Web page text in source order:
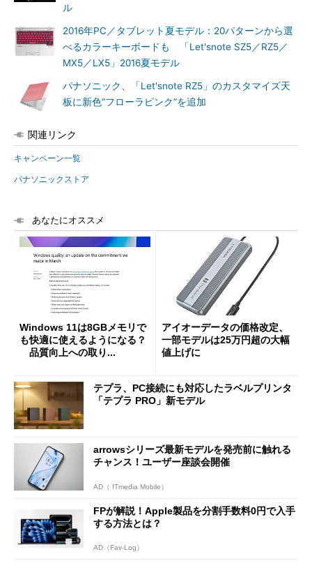
ル
2016年PC／タブレット夏モデル：20パターンから選
べるカラーキーボードも 「Let'snote SZ5／RZ5／
MX5／LX5」2016夏モデル
パナソニック、「Let'snote RZ5」のカスタマイズ天
板に新色“フローラピンク”を追加
関連リンク
キャンペーン一覧
パナソニックストア
あなたにオススメ
Windows 11は8GBメモリで
も快適に使えるようになる？
品質向上への取り...
アイオーデータの価格改定、
一部モデルは25万円超の大幅
値上げに
テプラ、PC接続にも対応したラベルプリンタ
「テプラ PRO」新モデル
arrowsシリーズ最新モデルを発売前に触れる
チャンス！ユーザー座談会開催
AD（ ITmedia Mobile）
FPが解説！Apple製品を分割手数料0円で入手
する方法とは？
AD（Fav-Log）